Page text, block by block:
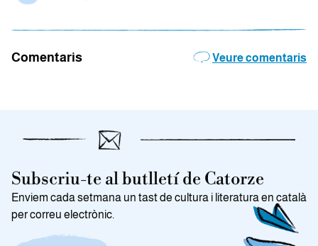
Comentaris Veure comentaris
Subscriu-te al butlletí de Catorze
Enviem cada setmana un tast de cultura i literatura en català
per correu electrònic.